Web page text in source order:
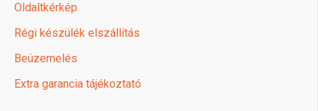
Oldaltkérkép
Régi készülék elszállítás
Beüzemelés
Extra garancia tájékoztató